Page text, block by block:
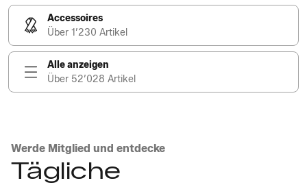
Accessoires
Über 1’230 Artikel
Alle anzeigen
Über 52’028 Artikel
Werde Mitglied und entdecke
Tägliche